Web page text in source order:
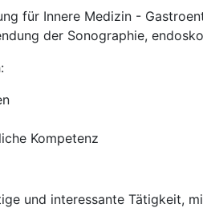
für Innere Medizin -
der Sonographie,
Kompetenz
und interessante Tätigkeit,